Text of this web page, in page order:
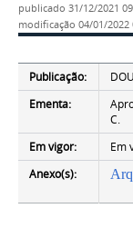
publicado 31/12/2021
modificação 04/01/2022
Publicação:
Ementa:
C.
Em vigor:
Em
Anexo(s):